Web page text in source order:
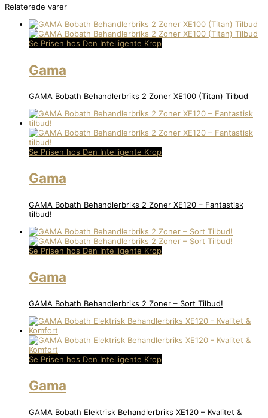
Relaterede varer
Se Prisen hos Den Intelligente Krop
Gama
GAMA Bobath Behandlerbriks 2 Zoner XE100 (Titan) Tilbud
Se Prisen hos Den Intelligente Krop
Gama
GAMA Bobath Behandlerbriks 2 Zoner XE120 – Fantastisk
tilbud!
Se Prisen hos Den Intelligente Krop
Gama
GAMA Bobath Behandlerbriks 2 Zoner – Sort Tilbud!
Se Prisen hos Den Intelligente Krop
Gama
GAMA Bobath Elektrisk Behandlerbriks XE120 – Kvalitet &